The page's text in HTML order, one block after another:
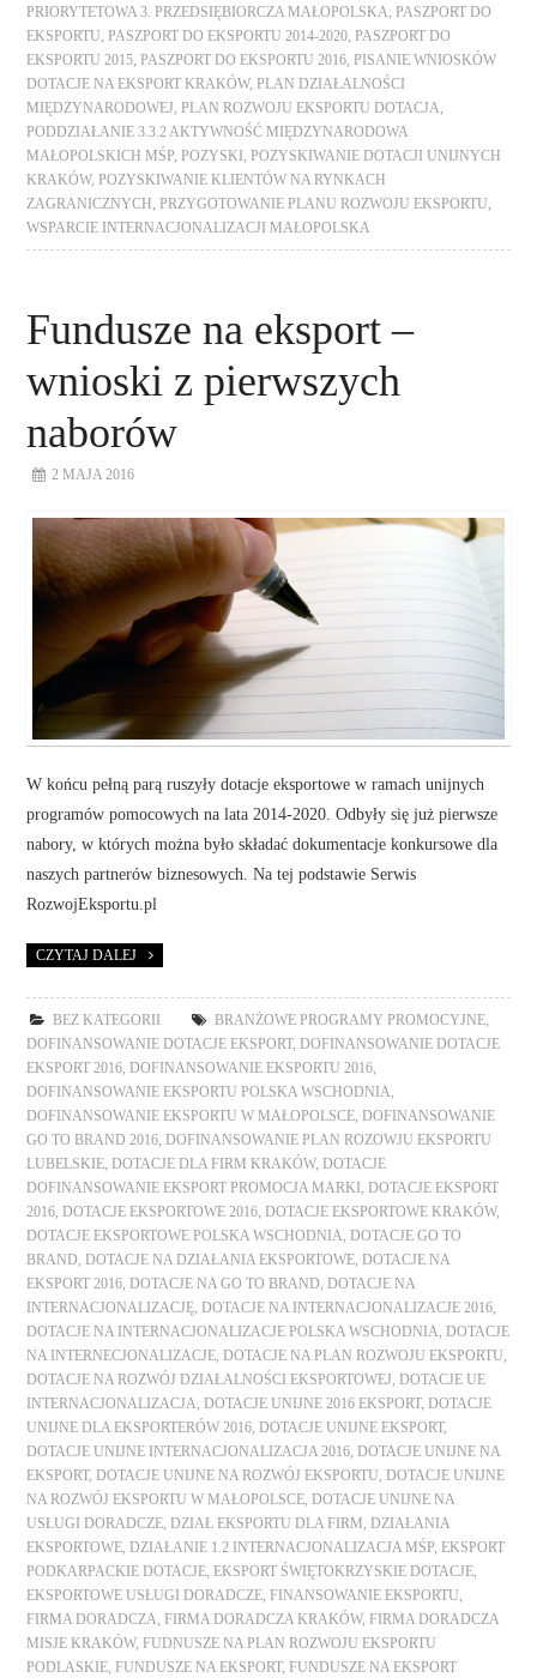
PRIORYTETOWA 3. PRZEDSIĘBIORCZA MAŁOPOLSKA ,PASZPORT DO
EKSPORTU ,PASZPORT DO EKSPORTU 2014-2020 ,PASZPORT DO
EKSPORTU 2015 ,PASZPORT DO EKSPORTU 2016 ,PISANIE WNIOSKÓW
DOTACJE NA EKSPORT KRAKÓW,PLAN DZIAŁALNOŚCI
MIĘDZYNARODOWEJ ,PLAN ROZWOJU EKSPORTU DOTACJA
PODDZIAŁANIE 3.3.2 AKTYWNOŚĆ MIĘDZYNARODOWA
MAŁOPOLSKICH MŚP ,POZYSKI ,POZYSKIWANIE DOTACJI UNIJNYCH
KRAKÓW,POZYSKIWANIE KLIENTÓW NA RYNKACH
ZAGRANICZNYCH ,PRZYGOTOWANIE PLANU ROZWOJU EKSPORTU
WSPARCIE INTERNACJONALIZACJI MAŁOPOLSKA
Fundusze na eksport –
wnioski z pierwszych
naborów
2 MAJA 2016
W końcu pełną parą ruszyły dotacje eksportowe w ramach unijnych
programów pomocowych na lata 2014-2020. Odbyły się już pierwsze
nabory, w których można było składać dokumentacje konkursowe dla
naszych partnerów biznesowych. Na tej podstawie Serwis
RozwojEksportu.pl
CZYTAJ DALEJ
BEZ KATEGORII BRANŻOWE PROGRAMY PROMOCYJNE
DOFINANSOWANIE DOTACJE EKSPORT,DOFINANSOWANIE DOTACJE
EKSPORT 2016 ,DOFINANSOWANIE EKSPORTU 2016
DOFINANSOWANIE EKSPORTU POLSKA WSCHODNIA
DOFINANSOWANIE EKSPORTU W MAŁOPOLSCE ,DOFINANSOWANIE
GO TO BRAND 2016 ,DOFINANSOWANIE PLAN ROZOWJU EKSPORTU
LUBELSKIE ,DOTACJE DLA FIRM KRAKÓW,DOTACJE
DOFINANSOWANIE EKSPORT PROMOCJA MARKI
,DOTACJE EKSPORT
2016 ,DOTACJE EKSPORTOWE 2016 ,DOTACJE EKSPORTOWE KRAKÓW,
DOTACJE EKSPORTOWE POLSKA WSCHODNIA ,DOTACJE GO TO
BRAND ,DOTACJE NA DZIAŁANIA EKSPORTOWE ,DOTACJE NA
EKSPORT 2016 ,DOTACJE NA GO TO BRAND ,DOTACJE NA
INTERNACJONALIZACJĘ ,DOTACJE NA INTERNACJONALIZACJE 2016
DOTACJE NA INTERNACJONALIZACJE POLSKA WSCHODNIA ,DOTACJE
NA INTERNECJONALIZACJE ,DOTACJE NA PLAN ROZWOJU EKSPORTU
DOTACJE NA ROZWÓJ DZIAŁALNOŚCI EKSPORTOWEJ ,DOTACJE UE
INTERNACJONALIZACJA ,DOTACJE UNIJNE 2016 EKSPORT,DOTACJE
UNIJNE DLA EKSPORTERÓW 2016 ,DOTACJE UNIJNE EKSPORT,
DOTACJE UNIJNE INTERNACJONALIZACJA 2016 ,DOTACJE UNIJNE NA
EKSPORT,DOTACJE UNIJNE NA ROZWÓJ EKSPORTU ,DOTACJE UNIJNE
NA ROZWÓJ EKSPORTU W MAŁOPOLSCE ,DOTACJE UNIJNE NA
USŁUGI DORADCZE ,DZIAŁ EKSPORTU DLA FIRM ,DZIAŁANIA
EKSPORTOWE ,DZIAŁANIE 1.2 INTERNACJONALIZACJA MŚP ,EKSPORT
PODKARPACKIE DOTACJE ,EKSPORT ŚWIĘTOKRZYSKIE DOTACJE
EKSPORTOWE USŁUGI DORADCZE ,FINANSOWANIE EKSPORTU
FIRMA DORADCZA ,FIRMA DORADCZA KRAKÓW,FIRMA DORADCZA
MISJE KRAKÓW,FUDNUSZE NA PLAN ROZWOJU EKSPORTU
PODLASKIE ,FUNDUSZE NA EKSPORT,FUNDUSZE NA EKSPORT